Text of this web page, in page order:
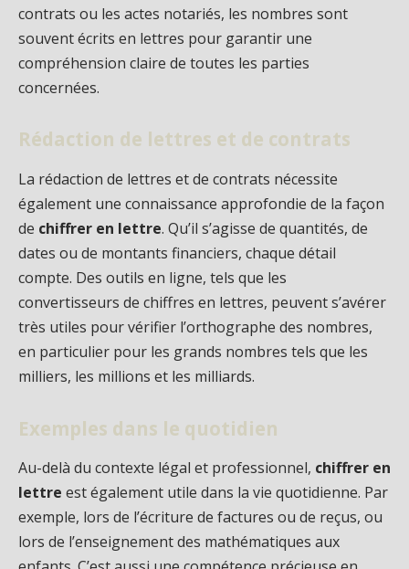
contrats ou les actes notariés, les nombres sont
souvent écrits en lettres pour garantir une
compréhension claire de toutes les parties
concernées.
Rédaction de lettres et de contrats
La rédaction de lettres et de contrats nécessite
également une connaissance approfondie de la façon
de chiffrer en lettre. Qu’il s’agisse de quantités, de
dates ou de montants financiers, chaque détail
compte. Des outils en ligne, tels que les
convertisseurs de chiffres en lettres, peuvent s’avérer
très utiles pour vérifier l’orthographe des nombres,
en particulier pour les grands nombres tels que les
milliers, les millions et les milliards.
Exemples dans le quotidien
Au-delà du contexte légal et professionnel, chiffrer en
lettre est également utile dans la vie quotidienne. Par
exemple, lors de l’écriture de factures ou de reçus, ou
lors de l’enseignement des mathématiques aux